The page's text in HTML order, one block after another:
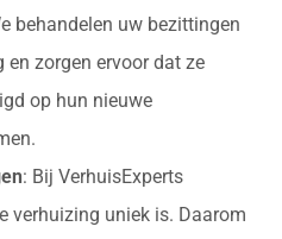
behandelen uw bezittingen
en zorgen ervoor dat ze
op hun nieuwe
: Bij VerhuisExperts
verhuizing uniek is. Daarom